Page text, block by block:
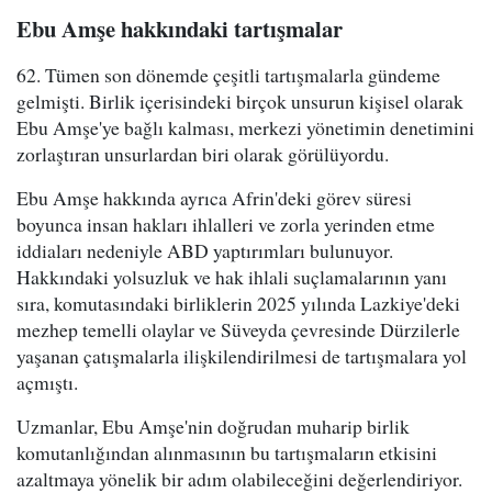
Ebu Amşe hakkındaki tartışmalar
62. Tümen son dönemde çeşitli tartışmalarla gündeme
gelmişti. Birlik içerisindeki birçok unsurun kişisel olarak
Ebu Amşe'ye bağlı kalması, merkezi yönetimin denetimini
zorlaştıran unsurlardan biri olarak görülüyordu.
Ebu Amşe hakkında ayrıca Afrin'deki görev süresi
boyunca insan hakları ihlalleri ve zorla yerinden etme
iddiaları nedeniyle ABD yaptırımları bulunuyor.
Hakkındaki yolsuzluk ve hak ihlali suçlamalarının yanı
sıra, komutasındaki birliklerin 2025 yılında Lazkiye'deki
mezhep temelli olaylar ve Süveyda çevresinde Dürzilerle
yaşanan çatışmalarla ilişkilendirilmesi de tartışmalara yol
açmıştı.
Uzmanlar, Ebu Amşe'nin doğrudan muharip birlik
komutanlığından alınmasının bu tartışmaların etkisini
azaltmaya yönelik bir adım olabileceğini değerlendiriyor.